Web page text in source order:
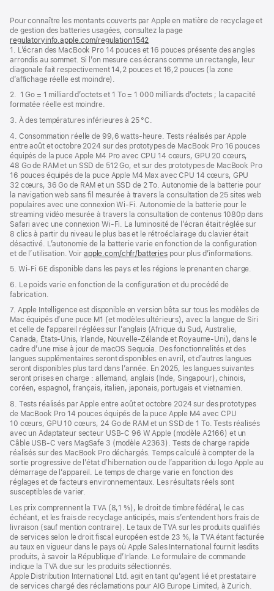
de
page
de
bas
de
page
Pour connaître les montants couverts par Apple en matière de recyclage et
de gestion des batteries usagées, consultez la page
regulatoryinfo.apple.com/regulation1542
dans
une
nouvelle
1. L’écran des MacBook Pro 14 pouces et 16 pouces présente des angles
arrondis au sommet. Si l’on mesure ces écrans comme un rectangle, leur
diagonale fait respectivement 14,2 pouces et 16,2 pouces (la zone
d’affichage réelle est moindre).
2. 1 Go = 1 milliard d’octets et 1 To = 1 000 milliards d’octets ; la capacité
formatée réelle est moindre.
3. À des températures inférieures à 25 °C.
4. Consommation réelle de 99,6 watts‑heure. Tests réalisés par Apple
entre août et octobre 2024 sur des prototypes de MacBook Pro 16 pouces
équipés de la puce Apple M4 Pro avec CPU 14 cœurs, GPU 20 cœurs,
48 Go de RAM et un SSD de 512 Go, et sur des prototypes de MacBook Pro
16 pouces équipés de la puce Apple M4 Max avec CPU 14 cœurs, GPU
32 cœurs, 36 Go de RAM et un SSD de 2 To. Autonomie de la batterie pour
la navigation web sans fil mesurée à travers la consultation de 25 sites web
populaires avec une connexion Wi-Fi. Autonomie de la batterie pour le
streaming vidéo mesurée à travers la consultation de contenus 1080p dans
Safari avec une connexion Wi-Fi. La luminosité de l’écran était réglée sur
8 clics à partir du niveau le plus bas et le rétroéclairage du clavier était
désactivé. L’autonomie de la batterie varie en fonction de la configuration
et de l’utilisation. Voir apple.com/chfr/batteries pour plus d’informations.
5. Wi-Fi 6E disponible dans les pays et les régions le prenant en charge.
6. Le poids varie en fonction de la configuration et du procédé de
fabrication.
7. Apple Intelligence est disponible en version bêta sur tous les modèles de
Mac équipés d’une puce M1 (et modèles ultérieurs), avec la langue de Siri
et celle de l’appareil réglées sur l’anglais (Afrique du Sud, Australie,
Canada, États-Unis, Irlande, Nouvelle-Zélande et Royaume-Uni), dans le
cadre d’une mise à jour de macOS Sequoia. Des fonctionnalités et des
langues supplémentaires seront disponibles en avril, et d’autres langues
seront disponibles plus tard dans l’année. En 2025, les langues suivantes
seront prises en charge : allemand, anglais (Inde, Singapour), chinois,
coréen, espagnol, français, italien, japonais, portugais et vietnamien.
8. Tests réalisés par Apple entre août et octobre 2024 sur des prototypes
de MacBook Pro 14 pouces équipés de la puce Apple M4 avec CPU
10 cœurs, GPU 10 cœurs, 24 Go de RAM et un SSD de 1 To. Tests réalisés
avec un Adaptateur secteur USB-C 96 W Apple (modèle A2166) et un
Câble USB-C vers MagSafe 3 (modèle A2363). Tests de charge rapide
réalisés sur des MacBook Pro déchargés. Temps calculé à compter de la
sortie progressive de l’état d’hibernation ou de l’apparition du logo Apple au
démarrage de l’appareil. Le temps de charge varie en fonction des
réglages et de facteurs environnementaux. Les résultats réels sont
susceptibles de varier.
Les prix comprennent la TVA (8,1 %), le droit de timbre fédéral, le cas
échéant, et les frais de recyclage anticipés, mais s’entendent hors frais de
livraison (sauf mention contraire). Le taux de TVA sur les produits qualifiés
de services selon le droit fiscal européen est de 23 %, la TVA étant facturée
au taux en vigueur dans le pays où Apple Sales International fournit lesdits
produits, à savoir la République d’Irlande. Le formulaire de commande
indique la TVA due sur les produits sélectionnés.
Apple Distribution International Ltd. agit en tant qu’agent lié et prestataire
de services chargé des réclamations pour AIG Europe Limited, à Zurich.